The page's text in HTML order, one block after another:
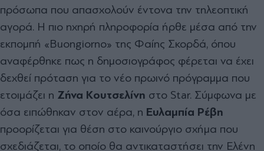
πρόσωπα που απασχολούν έντονα την τηλεοπτική
αγορά. Η πιο ηχηρή πληροφορία ήρθε μέσα από την
εκπομπή «Buongiorno» της Φαίης Σκορδά, όπου
αναφέρθηκε πως η δημοσιογράφος φέρεται να έχει
δεχθεί πρόταση για το νέο πρωινό πρόγραμμα που
ετοιμάζει η Ζήνα Κουτσελίνη στο Star. Σύμφωνα με
όσα ειπώθηκαν στον αέρα, η Ευλαμπία Ρέβη
προορίζεται για θέση στο καινούργιο σχήμα που
σχεδιάζεται, το οποίο θα αντικαταστήσει την Ελένη